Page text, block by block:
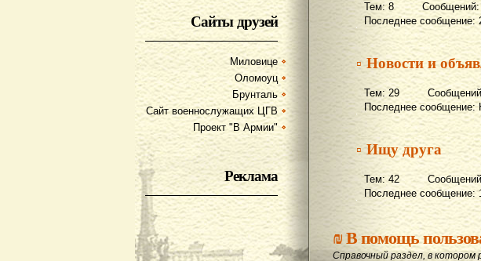
Сайты друзей
Миловице
Оломоуц
Брунталь
Сайт военнослужащих ЦГВ
Проект "В Армии"
Реклама
Тем: 8 Сообщений:
Последнее сообщение:
▫ Новости и
Тем: 29
Последнее сообщение:
▫ Ищу друга
Тем: 42
Последнее сообщение:
₪В помощь
Справочный раздел, в